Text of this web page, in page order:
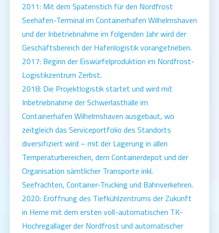
2011: Mit dem Spatenstich für den Nordfrost
Seehafen-Terminal im Containerhafen Wilhelmshaven
und der Inbetriebnahme im folgenden Jahr wird der
Geschäftsbereich der Hafenlogistik vorangetrieben.
2017: Beginn der Eiswürfelproduktion im Nordfrost-
Logistikzentrum Zerbst.
2018: Die Projektlogistik startet und wird mit
Inbetriebnahme der Schwerlasthalle im
Containerhafen Wilhelmshaven ausgebaut, wo
zeitgleich das Serviceportfolio des Standorts
diversifiziert wird – mit der Lagerung in allen
Temperaturbereichen, dem Containerdepot und der
Organisation sämtlicher Transporte inkl.
Seefrachten, Container-Trucking und Bahnverkehren.
2020: Eröffnung des Tiefkühlzentrums der Zukunft
in Herne mit dem ersten voll-automatischen TK-
Hochregallager der Nordfrost und automatischer